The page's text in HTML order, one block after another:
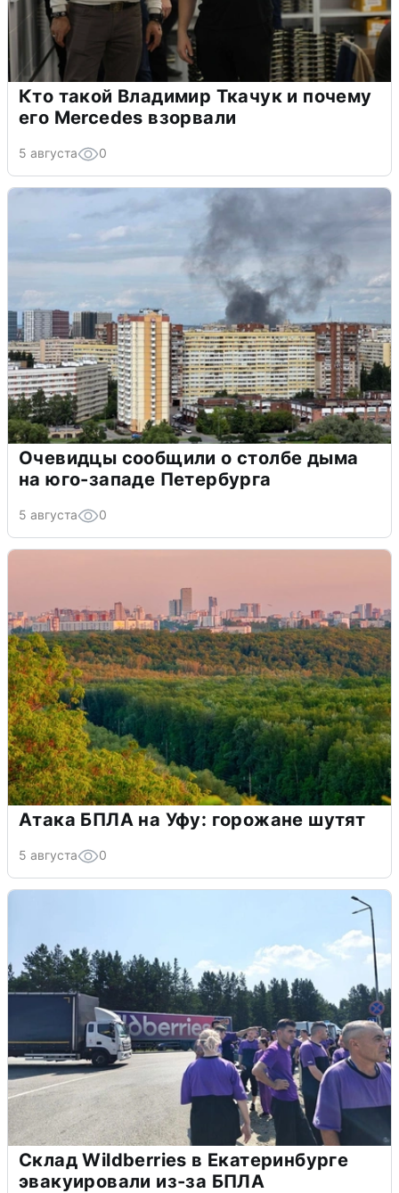
Кто такой Владимир Ткачук и почему
его Mercedes взорвали
5 августа 0
Очевидцы сообщили о столбе дыма
на юго-западе Петербурга
5 августа 0
Атака БПЛА на Уфу: горожане шутят
5 августа 0
Склад Wildberries в Екатеринбурге
эвакуировали из-за БПЛА